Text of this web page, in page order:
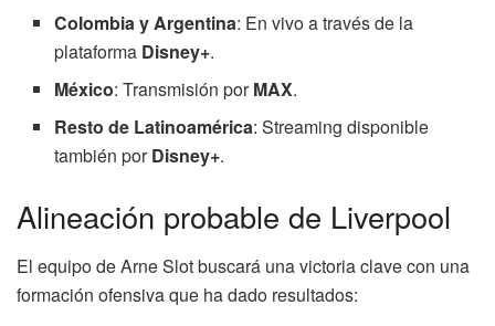
Colombia y Argentina: En vivo a través de la
plataforma Disney+.
México: Transmisión porMAX.
Resto de Latinoamérica: Streaming disponible
también porDisney+.
Alineación probable de Liverpool
El equipo de Arne Slot buscará una victoria clave con una
formación ofensiva que ha dado resultados: